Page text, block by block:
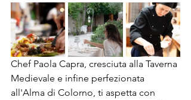
Chef Paola Capra, cresciuta alla Taverna
Medievale e infine perfezionata
all'Alma di Colorno, ti aspetta con